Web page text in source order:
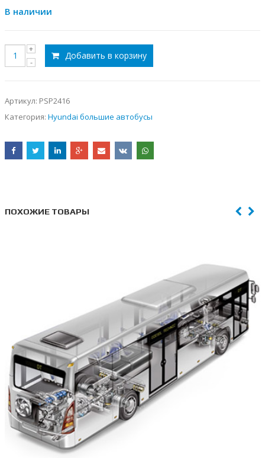
В наличии
Добавить в корзину
Артикул: PSP2416
Категория: Hyundai большие автобусы
ПОХОЖИЕ ТОВАРЫ